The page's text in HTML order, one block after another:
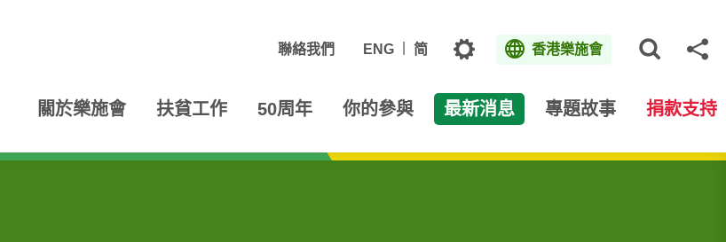
聯絡我們 ENG 简 主題 香港樂施會
關於樂施會 扶貧工作 50周年 你的參與 最新消息 專題故事 捐款支持